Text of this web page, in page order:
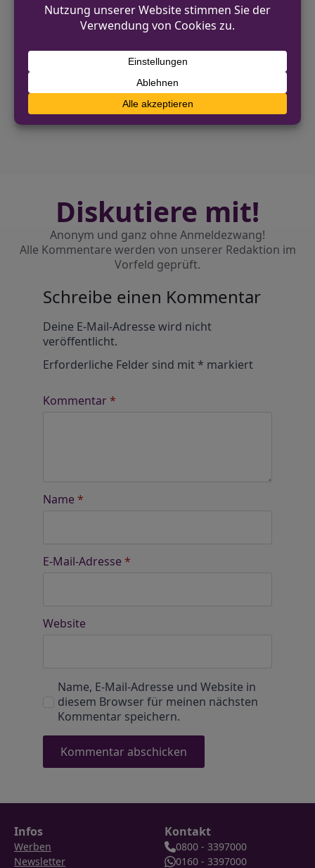
Rheinbrücke in Emmerich wieder frei
NÄCHSTER BEITRAG
Geparkter Pkw am Euregio-Park beschädigt –
Polizei sucht Zeugen
Diskutiere mit!
Anonym und ganz ohne Anmeldezwang!
Alle Kommentare werden von unserer Redaktion im
Vorfeld geprüft.
Schreibe einen Kommentar
Deine E-Mail-Adresse wird nicht
veröffentlicht.
Erforderliche Felder sind mit* markiert
Kommentar*
Name *
E-Mail-Adresse *
Website
Name, E-Mail-Adresse und Website in
diesem Browser für meinen nächsten
Kommentar speichern.
Infos
Werben
Newsletter
Kontakt
0800 - 3397000
0160 - 3397000